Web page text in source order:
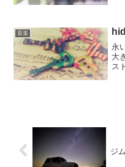
音楽
永
大
ス
ジ